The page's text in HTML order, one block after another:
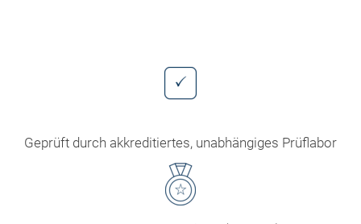
Geprüft durch akkreditiertes, unabhängiges Prüflabor